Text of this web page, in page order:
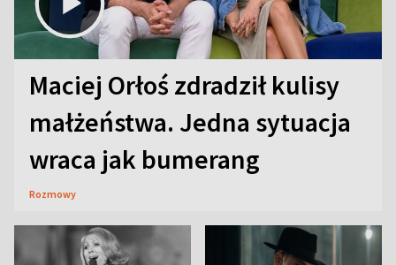
Maciej Orłoś zdradził kulisy
małżeństwa. Jedna sytuacja
wraca jak bumerang
Rozmowy